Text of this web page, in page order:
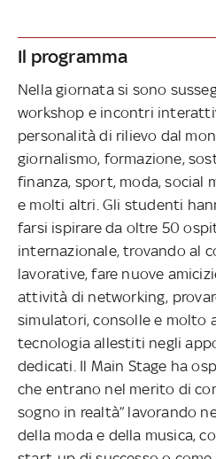
Il programma
Nella giornata si sono
workshop e incontri
personalità di rilievo dal
giornalismo, formazione,
finanza, sport, moda, social
e molti altri. Gli studenti
farsi ispirare da oltre 50
internazionale, trovando al
lavorative, fare nuove
attività di networking,
simulatori, consolle e molto
tecnologia allestiti negli
dedicati. Il Main Stage ha
che entrano nel merito di
sogno in realtà” lavorando
della moda e della musica,